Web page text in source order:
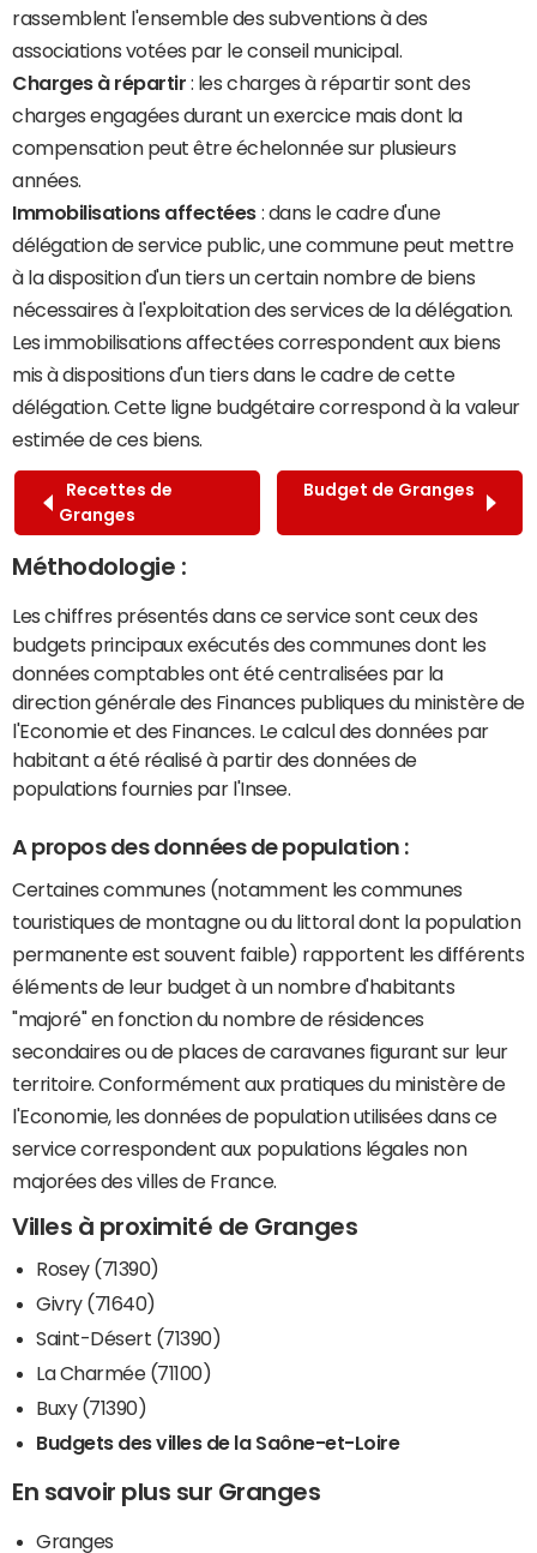
rassemblent l'ensemble des subventions à des
associations votées par le conseil municipal.
Charges à répartir : les charges à répartir sont des
charges engagées durant un exercice mais dont la
compensation peut être échelonnée sur plusieurs
années.
Immobilisations affectées : dans le cadre d'une
délégation de service public, une commune peut mettre
à la disposition d'un tiers un certain nombre de biens
nécessaires à l'exploitation des services de la délégation.
Les immobilisations affectées correspondent aux biens
mis à dispositions d'un tiers dans le cadre de cette
délégation. Cette ligne budgétaire correspond à la valeur
estimée de ces biens.
Recettes de
Granges
Budget de Granges
Méthodologie :
Les chiffres présentés dans ce service sont ceux des
budgets principaux exécutés des communes dont les
données comptables ont été centralisées par la
direction générale des Finances publiques du ministère de
l'Economie et des Finances. Le calcul des données par
habitant a été réalisé à partir des données de
populations fournies par l'Insee.
A propos des données de population :
Certaines communes (notamment les communes
touristiques de montagne ou du littoral dont la population
permanente est souvent faible) rapportent les différents
éléments de leur budget à un nombre d'habitants
"majoré" en fonction du nombre de résidences
secondaires ou de places de caravanes figurant sur leur
territoire. Conformément aux pratiques du ministère de
l'Economie, les données de population utilisées dans ce
service correspondent aux populations légales non
majorées des villes de France.
Villes à proximité de Granges
Rosey (71390)
Givry (71640)
Saint-Désert (71390)
La Charmée (71100)
Buxy (71390)
Budgets des villes de la Saône-et-Loire
En savoir plus sur Granges
Granges